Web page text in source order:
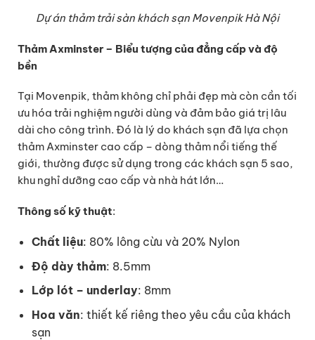
Dự án thảm trải sàn khách sạn Movenpik Hà Nội
Thảm Axminster – Biểu tượng của đẳng cấp và độ
bền
Tại Movenpik, thảm không chỉ phải đẹp mà còn cần tối
ưu hóa trải nghiệm người dùng và đảm bảo giá trị lâu
dài cho công trình. Đó là lý do khách sạn đã lựa chọn
thảm Axminster cao cấp – dòng thảm nổi tiếng thế
giới, thường được sử dụng trong các khách sạn 5 sao,
khu nghỉ dưỡng cao cấp và nhà hát lớn…
Thông số kỹ thuật:
Chất liệu: 80% lông cừu và 20% Nylon
Độ dày thảm: 8.5mm
Lớp lót – underlay: 8mm
Hoa văn: thiết kế riêng theo yêu cầu của khách
sạn